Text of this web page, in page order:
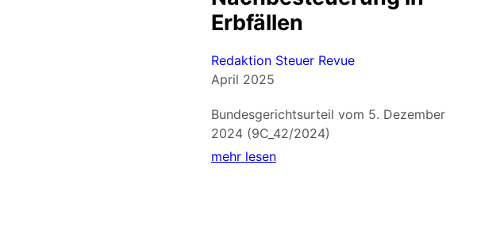
Erbfällen
Redaktion Steuer Revue
April 2025
Bundesgerichtsurteil vom 5. Dezember
2024 (9C_42/2024)
mehr lesen